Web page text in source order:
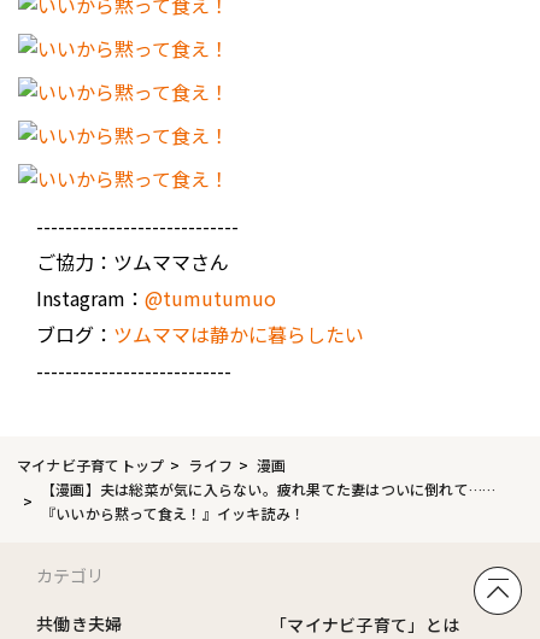
----------------------------
ご協力：ツムママさん
Instagram： @tumutumuo
ブログ： ツムママは静かに暮らしたい
---------------------------
マイナビ子育てトップ ライフ
漫画
【漫画】夫は総菜が気に入らない。疲れ果てた妻はついに倒れて……
『いいから黙って食え！』イッキ読み！
カテゴリ
共働き夫婦
「マイナビ子育て」とは